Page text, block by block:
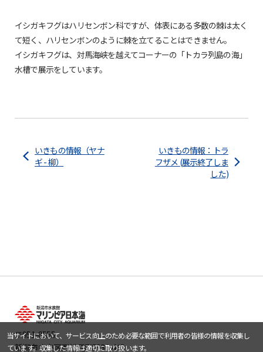
イシガキフグはハリセンボン科ですが、体表にある多数の棘は太く
て短く、ハリセンボンのように棘を立てることはできません。
イシガキフグは、対馬海峡を越えてコーナーの「トカラ列島の海」
水槽で展示をしています。
いきもの情報（ヤナ
ギ - 柳）
いきもの情報：トラ
フザメ (展示終了しま
した)
〒951-8555
新潟市中央区西船見町5932-445
当サイトにおいて、サービス向上のため必要な範囲で利用者の皆様の情報を収集し
ています。収集した情報は適切に取り扱います。